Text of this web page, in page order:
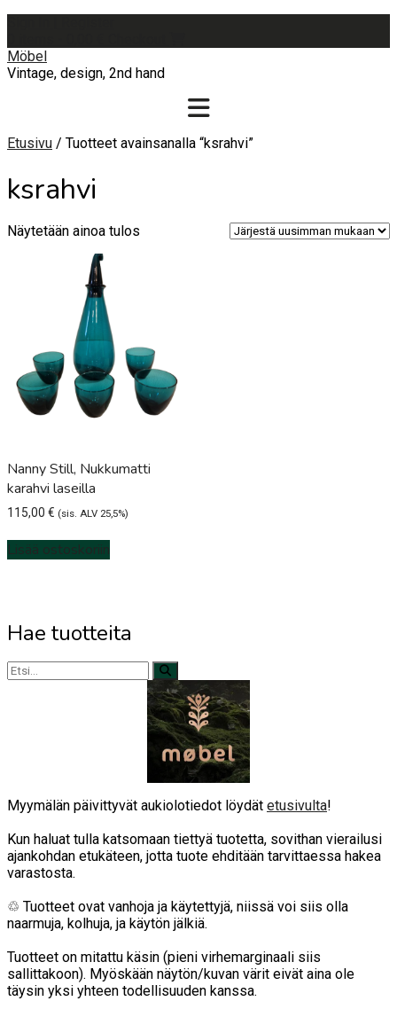
content
Möbel
Vintage, design, 2nd hand
Etusivu / Tuotteet avainsanalla “ksrahvi”
ksrahvi
Näytetään ainoa tulos
Nanny Still, Nukkumatti
karahvi laseilla
115,00 € (sis. ALV 25,5%)
Lisää ostoskoriin
Hae tuotteita
Myymälän päivittyvät aukiolotiedot löydät etusivulta!
Kun haluat tulla katsomaan tiettyä tuotetta, sovithan vierailusi
ajankohdan etukäteen, jotta tuote ehditään tarvittaessa hakea
varastosta.
♲ Tuotteet ovat vanhoja ja käytettyjä, niissä voi siis olla
naarmuja, kolhuja, ja käytön jälkiä.
Tuotteet on mitattu käsin (pieni virhemarginaali siis
sallittakoon). Myöskään näytön/kuvan värit eivät aina ole
täysin yksi yhteen todellisuuden kanssa.